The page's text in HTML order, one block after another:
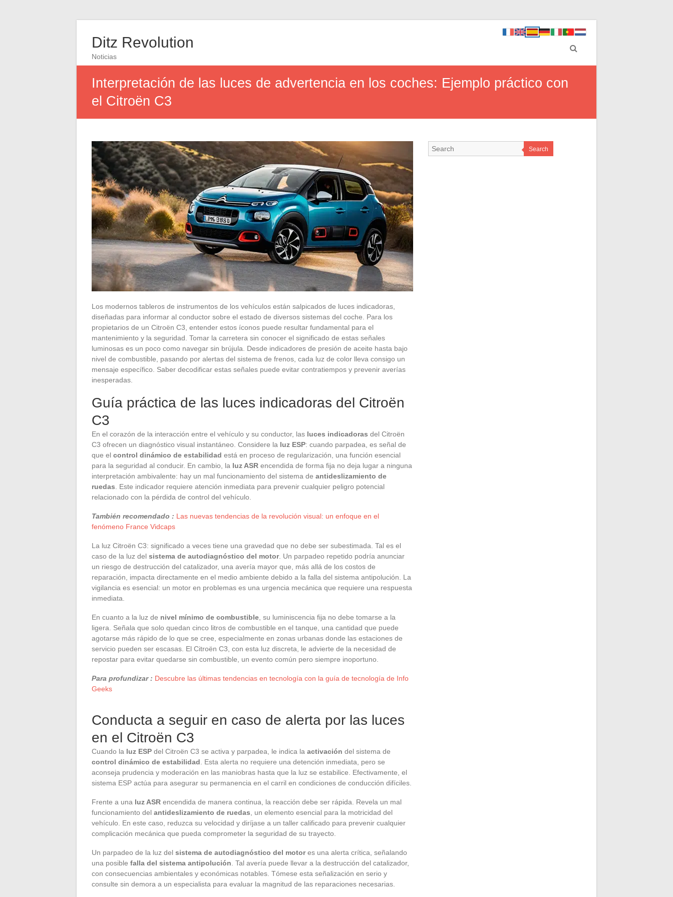
Ditz Revolution
Noticias
Interpretación de las luces de advertencia en los coches: Ejemplo práctico con
el Citroën C3
Los modernos tableros de instrumentos de los vehículos están salpicados de luces indicadoras,
diseñadas para informar al conductor sobre el estado de diversos sistemas del coche. Para los
propietarios de un Citroën C3, entender estos íconos puede resultar fundamental para el
mantenimiento y la seguridad. Tomar la carretera sin conocer el significado de estas señales
luminosas es un poco como navegar sin brújula. Desde indicadores de presión de aceite hasta bajo
nivel de combustible, pasando por alertas del sistema de frenos, cada luz de color lleva consigo un
mensaje específico. Saber decodificar estas señales puede evitar contratiempos y prevenir averías
inesperadas.
Guía práctica de las luces indicadoras del Citroën
C3
En el corazón de la interacción entre el vehículo y su conductor, las luces indicadoras del Citroën
C3 ofrecen un diagnóstico visual instantáneo. Considere la luz ESP: cuando parpadea, es señal de
que el control dinámico de estabilidad está en proceso de regularización, una función esencial
para la seguridad al conducir. En cambio, la luz ASR encendida de forma fija no deja lugar a ninguna
interpretación ambivalente: hay un mal funcionamiento del sistema de antideslizamiento de
ruedas . Este indicador requiere atención inmediata para prevenir cualquier peligro potencial
relacionado con la pérdida de control del vehículo.
También recomendado : Las nuevas tendencias de la revolución visual: un enfoque en el
fenómeno France Vidcaps
La luz Citroën C3: significado a veces tiene una gravedad que no debe ser subestimada. Tal es el
caso de la luz del sistema de autodiagnóstico del motor. Un parpadeo repetido podría anunciar
un riesgo de destrucción del catalizador, una avería mayor que, más allá de los costos de
reparación, impacta directamente en el medio ambiente debido a la falla del sistema antipolución. La
vigilancia es esencial: un motor en problemas es una urgencia mecánica que requiere una respuesta
inmediata.
En cuanto a la luz de nivel mínimo de combustible , su luminiscencia fija no debe tomarse a la
ligera. Señala que solo quedan cinco litros de combustible en el tanque, una cantidad que puede
agotarse más rápido de lo que se cree, especialmente en zonas urbanas donde las estaciones de
servicio pueden ser escasas. El Citroën C3, con esta luz discreta, le advierte de la necesidad de
repostar para evitar quedarse sin combustible, un evento común pero siempre inoportuno.
Para profundizar : Descubre las últimas tendencias en tecnología con la guía de tecnología de Info
Geeks
Conducta a seguir en caso de alerta por las luces
en el Citroën C3
Cuando la luz ESP del Citroën C3 se activa y parpadea, le indica la activación del sistema de
control dinámico de estabilidad . Esta alerta no requiere una detención inmediata, pero se
aconseja prudencia y moderación en las maniobras hasta que la luz se estabilice. Efectivamente, el
sistema ESP actúa para asegurar su permanencia en el carril en condiciones de conducción difíciles.
Frente a una luz ASR encendida de manera continua, la reacción debe ser rápida. Revela un mal
funcionamiento del antideslizamiento de ruedas , un elemento esencial para la motricidad del
vehículo. En este caso, reduzca su velocidad y diríjase a un taller calificado para prevenir cualquier
complicación mecánica que pueda comprometer la seguridad de su trayecto.
Un parpadeo de la luz del sistema de autodiagnóstico del motores una alerta crítica, señalando
una posible falla del sistema antipolución . Tal avería puede llevar a la destrucción del catalizador,
con consecuencias ambientales y económicas notables. Tómese esta señalización en serio y
consulte sin demora a un especialista para evaluar la magnitud de las reparaciones necesarias.
Search